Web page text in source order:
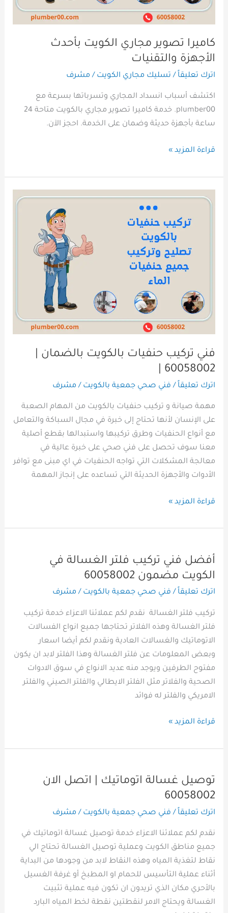
كاميرا تصوير مجاري الكويت بأحدث
الأجهزة والتقنيات
اترك تعليقاً / تسليك مجاري الكويت / مشرف
اكتشف أسباب انسداد المجاري وتسرباتها بسرعة مع
plumber00. خدمة كاميرا تصوير مجاري بالكويت متاحة 24
ساعة بأجهزة حديثة وضمان على الخدمة. احجز الآن.
قراءة المزيد »
فني تركيب حنفيات بالكويت بالضمان |
60058002 |
اترك تعليقاً / فني صحي جمعية بالكويت / مشرف
مهمة صيانة و تركيب حنفيات بالكويت من المهام الصعبة
على الإنسان لأنها تحتاج إلى خبرة في مجال السباكة والتعامل
مع أنواع الحنفيات وطرق تركيبها واستبدالها بقطع أصلية
معنا سوف تحصل على فني صحي على خبرة عالية في
معالجة المشكلات التي تواجه الحنفيات في اي مبنى مع توافر
الأدوات والأجهزة الحديثة التي تساعده على إنجاز المهمة
فني
حنفيات
بالضمان
قراءة المزيد »
أفضل فني تركيب فلتر الغسالة في
الكويت مضمون 60058002
اترك تعليقاً / فني صحي جمعية بالكويت / مشرف
تركيب فلتر الغسالة نقدم لكم عملائنا الاعزاء خدمة تركيب
فلتر الغسالة وهذه الفلاتر تحتاجها جميع انواع الفسالات
الاتوماتيك والغسالات العادية ونقدم لكم أيضا اسعار
وبعض المعلومات عن فلتر الغسالة وهذا الفلتر لابد ان يكون
مفتوح الطرفين ويوجد منه عديد الانواع في سوق الادوات
الصحية والفلاتر مثل الفلتر الايطالي والفلتر الصيني والفلتر
الامريكي والفلتر له فوائد
أفضل
فني
تركيب
الغسالة
في
الكويت
مضمون
60058002
قراءة المزيد »
توصيل غسالة اتوماتيك | اتصل الان
60058002
اترك تعليقاً / فني صحي جمعية بالكويت / مشرف
نقدم لكم عملائنا الاعزاء خدمة توصيل غسالة اتوماتيك في
جميع مناطق الكويت وعملية توصيل الغسالة تحتاج الي
نقاط لتغذية المياه وهذه النقاط لابد من وجودها من البداية
أثناء عملية التأسيس للحمام او المطبخ أو غرفة الغسيل
بالأحري مكان الذي تريدون ان تكون فيه عملية تثبيت
الغسالة ويحتاج الامر لنقطتين نقطة لخط المياه البارد
توصيل
غسالة
اتوماتيك
اتصل
الان
60058002